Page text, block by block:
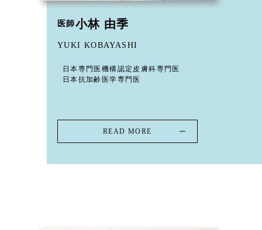
医師小林 由季
YUKI KOBAYASHI
日本専門医機構認定皮膚科専門医
日本抗加齢医学専門医
READ MORE